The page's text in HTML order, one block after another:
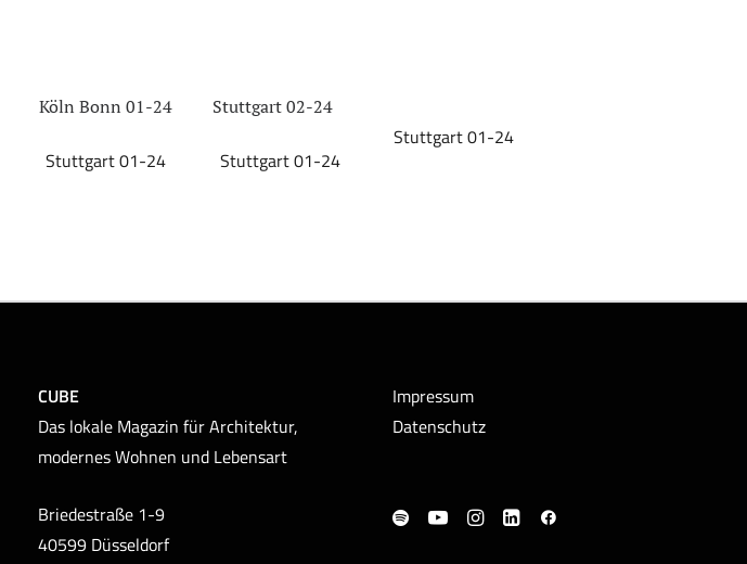
Köln Bonn 01-24
Stuttgart 01-24
Stuttgart 02-24
Stuttgart 01-24
Stuttgart 01-24
CUBE
Das lokale Magazin für Architektur,
modernes Wohnen und Lebensart
Briedestraße 1-9
40599 Düsseldorf
Impressum
Datenschutz